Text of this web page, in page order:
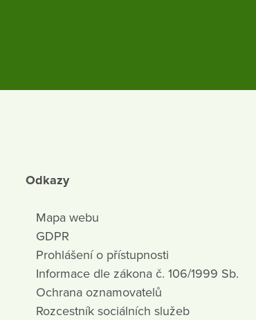
Odkazy
Mapa webu
GDPR
Prohlášení o přístupnosti
Informace dle zákona č. 106/1999 Sb.
Ochrana oznamovatelů
Rozcestník sociálních služeb